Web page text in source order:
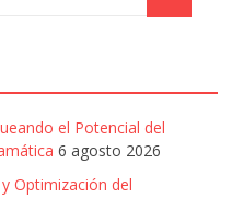
el Potencial del
6 agosto 2026
Optimización del